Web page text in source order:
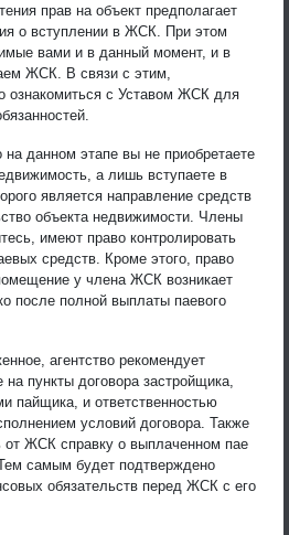
прав на объект предполагает
о вступлении в ЖСК. При этом
вами и в данный момент, и в
ЖСК. В связи с этим,
ознакомиться с Уставом ЖСК для
на данном этапе вы не приобретаете
а лишь вступаете в
является направление средств
объекта недвижимости. Члены
имеют право контролировать
средств. Кроме этого, право
у члена ЖСК возникает
после полной выплаты паевого
агентство рекомендует
пункты договора застройщика,
пайщика, и ответственностью
условий договора. Также
от ЖСК справку о выплаченном пае
самым будет подтверждено
обязательств перед ЖСК с его